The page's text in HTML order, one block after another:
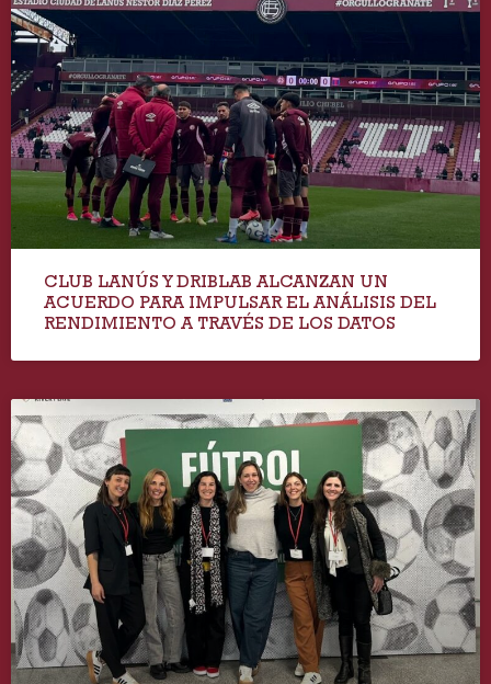
CLUB LANÚS Y DRIBLAB ALCANZAN UN
ACUERDO PARA IMPULSAR EL ANÁLISIS DEL
RENDIMIENTO A TRAVÉS DE LOS DATOS